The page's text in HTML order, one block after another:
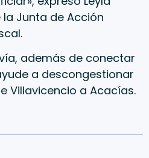
la Junta de Acción
además de conectar
a descongestionar
Villavicencio a Acacías.